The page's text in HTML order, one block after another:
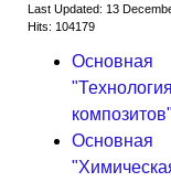
Last Updated: 13
Hits: 104179
композитов"